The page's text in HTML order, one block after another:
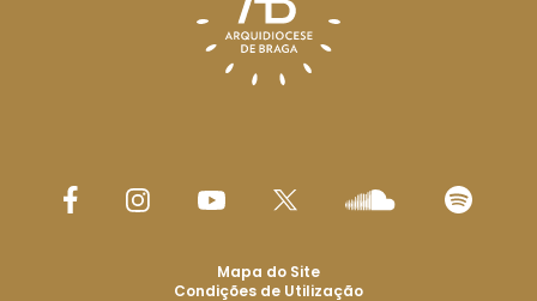
Mapa do Site
Condições de Utilização